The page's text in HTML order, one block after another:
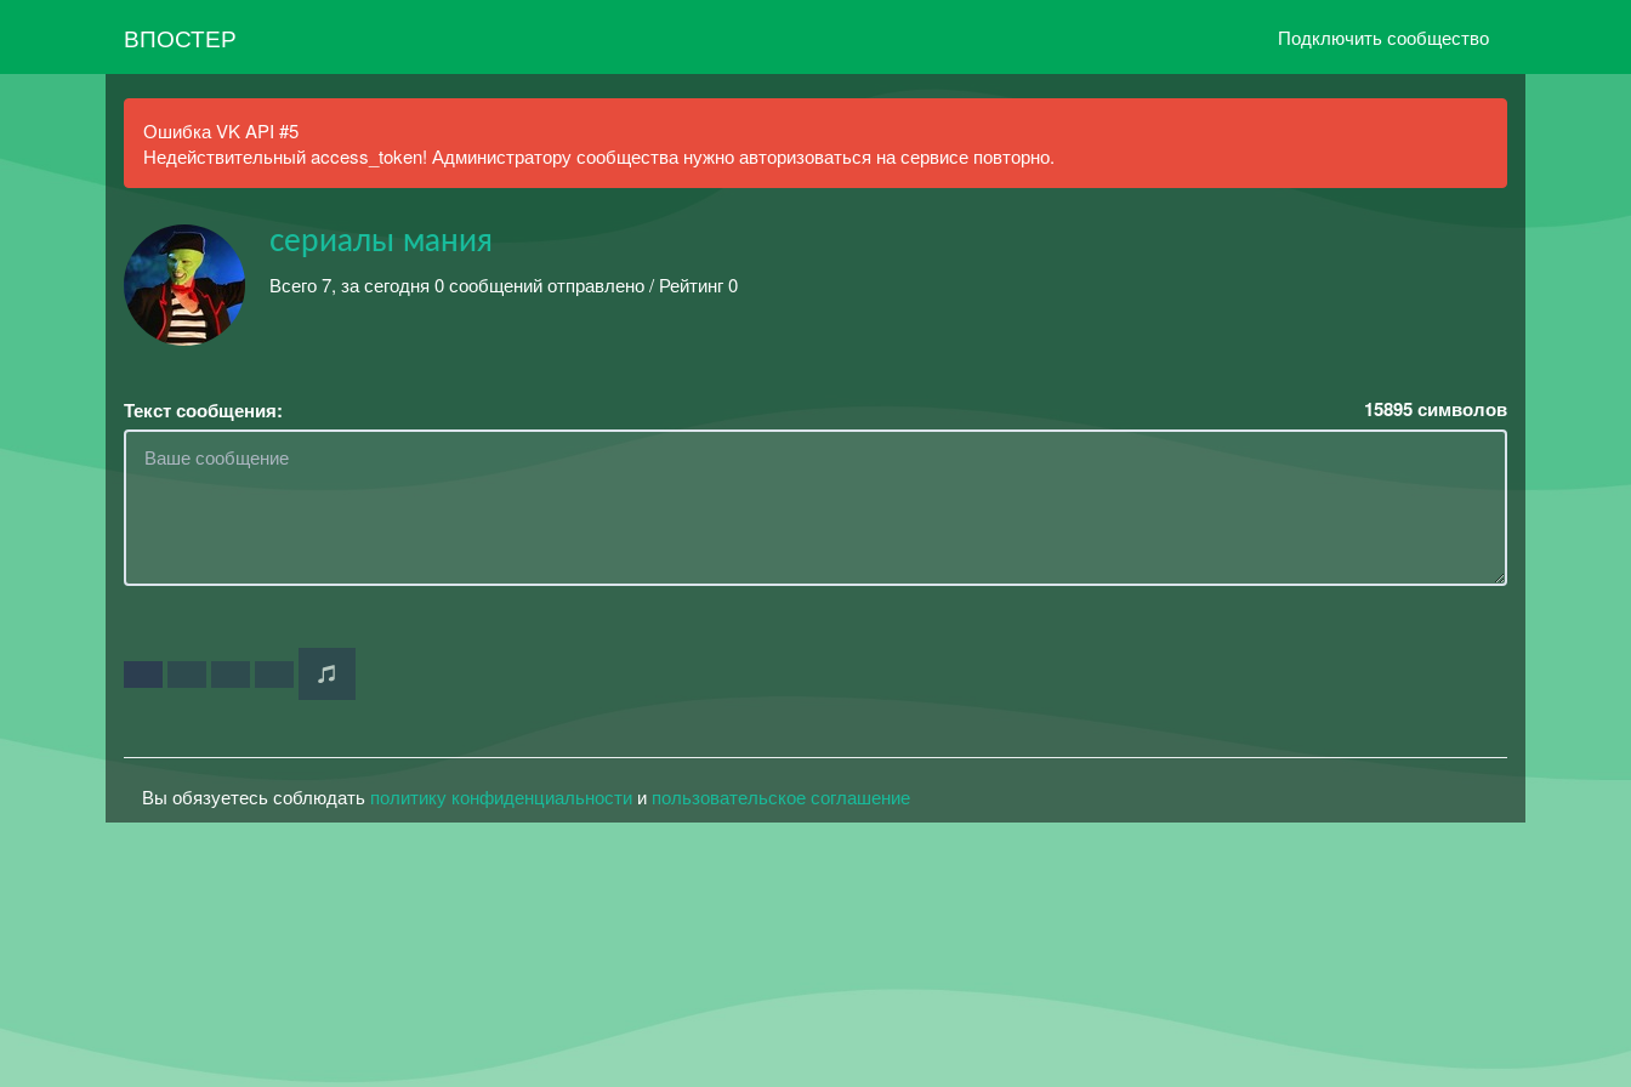
ВПОСТЕР Подключить сообщество
Ошибка VK API #5
Недействительный access_token! Администратору сообщества нужно авторизоваться на сервисе повторно.
сериалы мания
Всего 7, за сегодня 0 сообщений отправлено / Рейтинг 0
Текст сообщения: 15895символов
Вы обязуетесь соблюдать политику конфиденциальности и пользовательское соглашение